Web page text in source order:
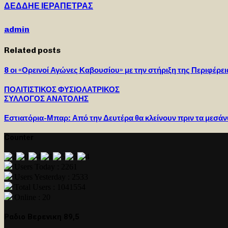
ΔΕΔΔΗΕ ΙΕΡΑΠΕΤΡΑΣ
admin
Related posts
8 οι «Ορεινοί Αγώνες Καβουσίου» με την στήριξη της
ΠΟΛΙΤΙΣΤΙΚΟΣ ΦΥΣΙΟΛΑΤΡΙΚΟΣ
ΣΥΛΛΟΓΟΣ ΑΝΑΤΟΛΗΣ
Εστιατόρια-Μπαρ: Από την Δευτέρα θα κλείνουν πριν τα